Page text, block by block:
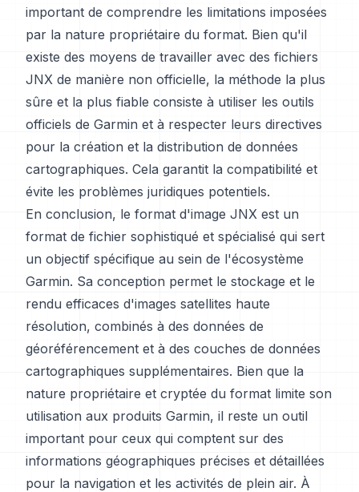
important de comprendre les limitations imposées
par la nature propriétaire du format. Bien qu'il
existe des moyens de travailler avec des fichiers
JNX de manière non officielle, la méthode la plus
sûre et la plus fiable consiste à utiliser les outils
officiels de Garmin et à respecter leurs directives
pour la création et la distribution de données
cartographiques. Cela garantit la compatibilité et
évite les problèmes juridiques potentiels.
En conclusion, le format d'image JNX est un
format de fichier sophistiqué et spécialisé qui sert
un objectif spécifique au sein de l'écosystème
Garmin. Sa conception permet le stockage et le
rendu efficaces d'images satellites haute
résolution, combinés à des données de
géoréférencement et à des couches de données
cartographiques supplémentaires. Bien que la
nature propriétaire et cryptée du format limite son
utilisation aux produits Garmin, il reste un outil
important pour ceux qui comptent sur des
informations géographiques précises et détaillées
pour la navigation et les activités de plein air. À